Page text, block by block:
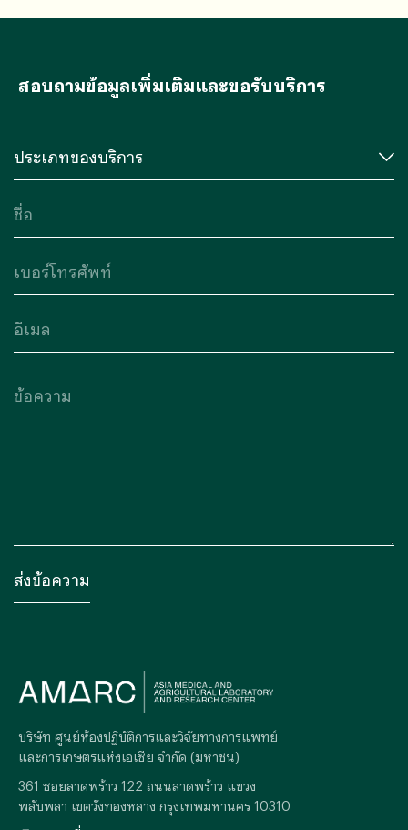
สอบถามข้อมูลเพิ่มเติมและขอรับบริการ
บริษัท ศูนย์ห้องปฏิบัติการและวิจัยทางการแพทย์
และการเกษตรแห่งเอเซีย จำกัด (มหาชน)
361 ซอยลาดพร้าว 122 ถนนลาดพร้าว แขวง
พลับพลา เขตวังทองหลาง กรุงเทพมหานคร 10310